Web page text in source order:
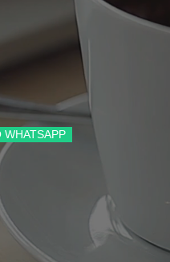
WHATSAPP